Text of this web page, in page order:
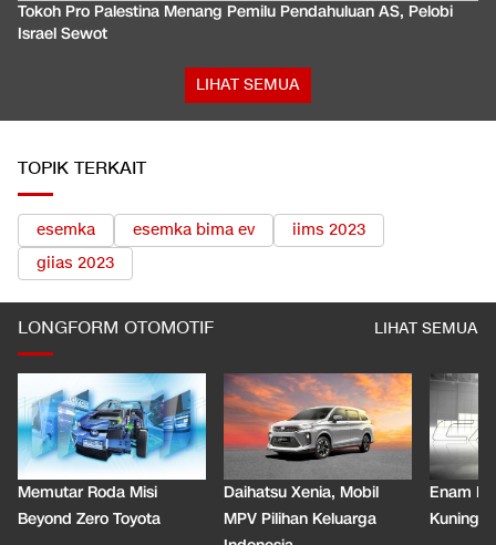
Tokoh Pro Palestina Menang Pemilu Pendahuluan AS, Pelobi
Israel Sewot
LIHAT SEMUA
TOPIK TERKAIT
esemka esemka bima ev
iims 2023
giias 2023
LONGFORM OTOMOTIF LIHAT SEMUA
Memutar Roda Misi
Beyond Zero Toyota
Daihatsu Xenia, Mobil
MPV Pilihan Keluarga
Enam
Kuning